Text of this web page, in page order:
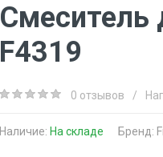
Смеситель
F4319
0 отзывов /
Наличие: На складе Бренд: